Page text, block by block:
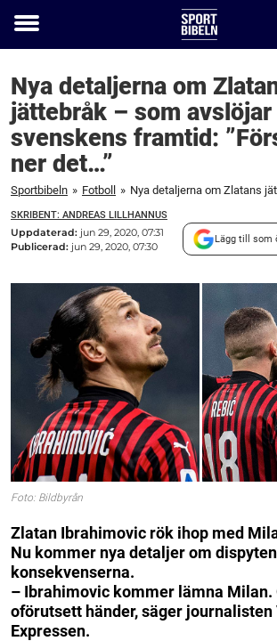
Toggle
Nya detaljerna om
jättebråk – som
svenskens framtid:
ner det…”
Sportbibeln » Fotboll »
SKRIBENT: ANDREAS LILLHANNUS
Uppdaterad: jun 29, 2020, 07:31
Publicerad: jun 29, 2020, 07:30
Lägg till som
Foto: Bildbyrån
Zlatan Ibrahimovic rök ihop med
Nu kommer nya detaljer om
konsekvenserna.
– Ibrahimovic kommer lämna Milan.
oförutsett händer, säger journalisten
Expressen.